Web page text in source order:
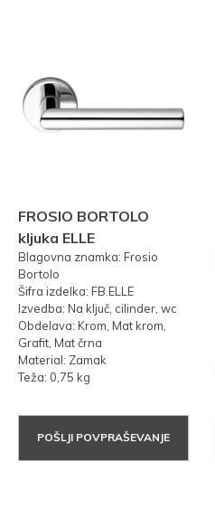
FROSIO BORTOLO
kljuka ELLE
Blagovna znamka: Frosio
Bortolo
Šifra izdelka: FB.ELLE
Izvedba: Na ključ, cilinder, wc
Obdelava: Krom, Mat krom,
Grafit, Mat črna
Material: Zamak
Teža: 0,75 kg
POŠLJI POVPRAŠEVANJE